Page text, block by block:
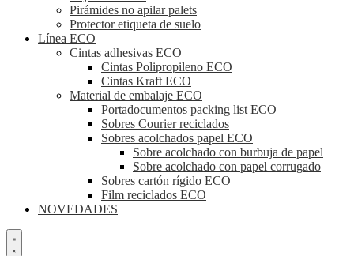
Pirámides no apilar palets
Protector etiqueta de suelo
Línea ECO
Cintas adhesivas ECO
Cintas Polipropileno ECO
Cintas Kraft ECO
Material de embalaje ECO
Portadocumentos packing list ECO
Sobres Courier reciclados
Sobres acolchados papel ECO
Sobre acolchado con burbuja de papel
Sobre acolchado con papel corrugado
Sobres cartón rígido ECO
Film reciclados ECO
NOVEDADES